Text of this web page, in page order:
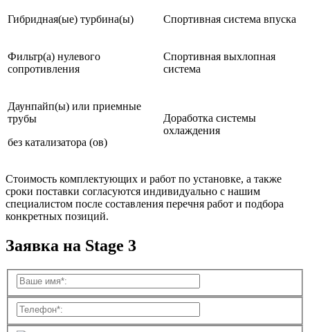
Гибридная(ые) турбина(ы) Спортивная система впуска
Фильтр(а) нулевого
сопротивления
Спортивная выхлопная
система
Даунпайп(ы) или приемные
трубы
без катализатора (ов)
Доработка системы
охлаждения
Стоимость комплектующих и работ по установке, а также
сроки поставки согласуются индивидуально с нашим
специалистом после составления перечня работ и подбора
конкретных позиций.
Заявка на Stage 3